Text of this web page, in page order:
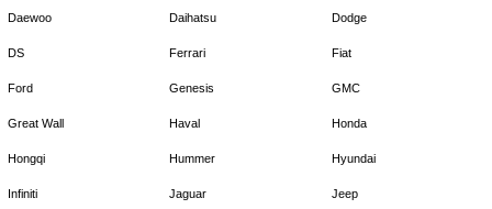
Daewoo Daihatsu Dodge
DS Ferrari Fiat
Ford Genesis GMC
Great Wall Haval Honda
Hongqi Hummer Hyundai
Infiniti Jaguar Jeep